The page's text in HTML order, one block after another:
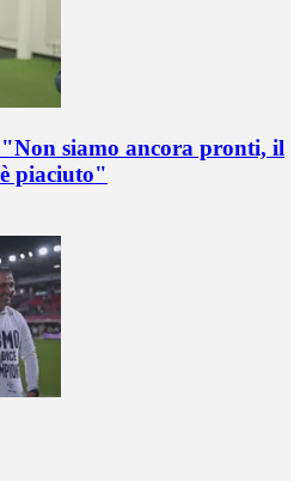
siamo ancora pronti, il
piaciuto"